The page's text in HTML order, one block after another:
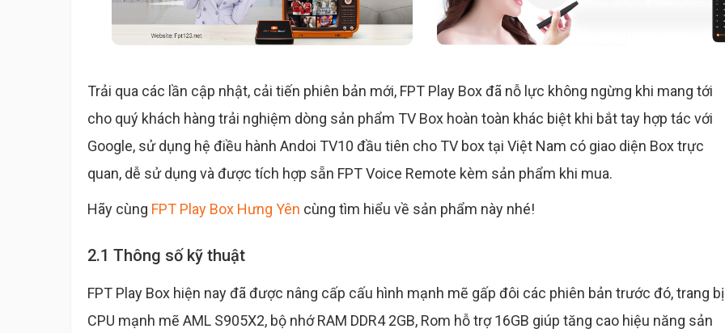
Trải qua các lần cập nhật, cải tiến phiên bản mới, FPT Play Box đã nỗ lực không ngừng khi mang tới
cho quý khách hàng trải nghiệm dòng sản phẩm TV Box hoàn toàn khác biệt khi bắt tay hợp tác với
Google, sử dụng hệ điều hành Andoi TV10 đầu tiên cho TV box tại Việt Nam có giao diện Box trực
quan, dễ sử dụng và được tích hợp sẵn FPT Voice Remote kèm sản phẩm khi mua.
Hãy cùng FPT Play Box Hưng Yên cùng tìm hiểu về sản phẩm này nhé!
2.1 Thông số kỹ thuật
FPT Play Box hiện nay đã được nâng cấp cấu hình mạnh mẽ gấp đôi các phiên bản trước đó, trang bị
CPU mạnh mẽ AML S905X2, bộ nhớ RAM DDR4 2GB, Rom hỗ trợ 16GB giúp tăng cao hiệu năng sản